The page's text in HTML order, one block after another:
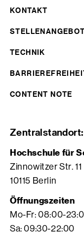
KONTAKT
TECHNIK
CONTENT NOTE
Zentralstandort:
Hochschule für
Zinnowitzer Str. 11
10115 Berlin
Öffnungszeiten
Mo-Fr: 08:00-
Sa: 09:30-22:00